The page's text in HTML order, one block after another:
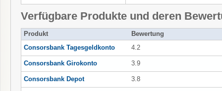
Verfügbare Produkte und deren
Produkt
Bewertung
Consorsbank Tagesgeldkonto
4.2
Consorsbank Girokonto 3.9
Consorsbank Depot 3.8